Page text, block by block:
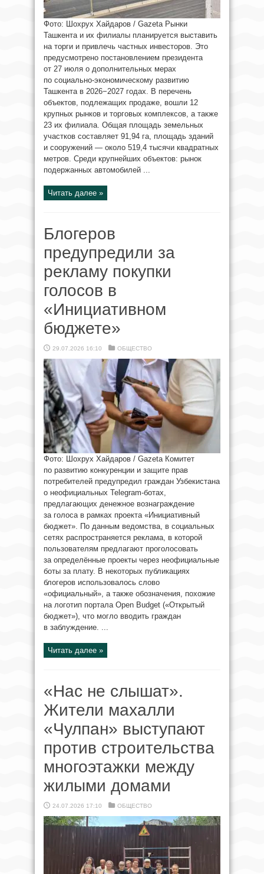
Фото: Шохрух Хайдаров / Gazeta Рынки
Ташкента и их филиалы планируется выставить
на торги и привлечь частных инвесторов. Это
предусмотрено постановлением президента
от 27 июля о дополнительных мерах
по социально-экономическому развитию
Ташкента в 2026−2027 годах. В перечень
объектов, подлежащих продаже, вошли 12
крупных рынков и торговых комплексов, а также
23 их филиала. Общая площадь земельных
участков составляет 91,94 га, площадь зданий
и сооружений — около 519,4 тысячи квадратных
метров. Среди крупнейших объектов: рынок
подержанных автомобилей ...
Читать далее »
Блогеров
предупредили за
рекламу покупки
голосов в
«Инициативном
бюджете»
29.07.2026 16:10 ОБЩЕСТВО
Фото: Шохрух Хайдаров / Gazeta Комитет
по развитию конкуренции и защите прав
потребителей предупредил граждан Узбекистана
о неофициальных Telegram-ботах,
предлагающих денежное вознаграждение
за голоса в рамках проекта «Инициативный
бюджет». По данным ведомства, в социальных
сетях распространяется реклама, в которой
пользователям предлагают проголосовать
за определённые проекты через неофициальные
боты за плату. В некоторых публикациях
блогеров использовалось слово
«официальный», а также обозначения, похожие
на логотип портала Open Budget («Открытый
бюджет»), что могло вводить граждан
в заблуждение. ...
Читать далее »
«Нас не слышат».
Жители махалли
«Чулпан» выступают
против строительства
многоэтажки между
жилыми домами
24.07.2026 17:10 ОБЩЕСТВО